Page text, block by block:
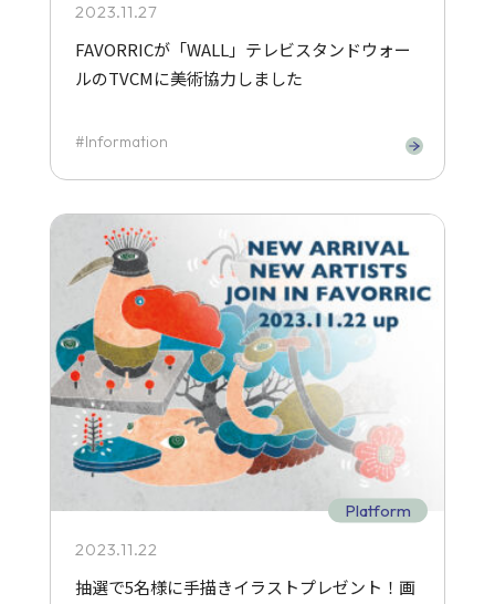
2023.11.27
FAVORRICが「WALL」テレビスタンドウォー
ルのTVCMに美術協力しました
Information
Platform
2023.11.22
抽選で5名様に手描きイラストプレゼント！画